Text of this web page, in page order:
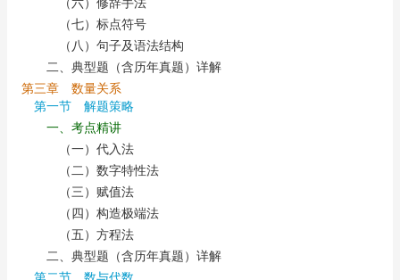
（六）修辞手法
（七）标点符号
（八）句子及语法结构
二、典型题（含历年真题）详解
第三章 数量关系
第一节 解题策略
一、考点精讲
（一）代入法
（二）数字特性法
（三）赋值法
（四）构造极端法
（五）方程法
二、典型题（含历年真题）详解